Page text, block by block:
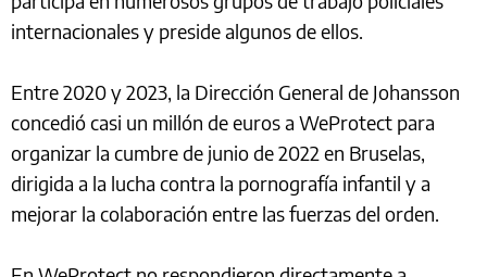
internacionales y preside algunos de ellos.
Entre 2020 y 2023, la Dirección General de Johansson
concedió casi un millón de euros a WeProtect para
organizar la cumbre de junio de 2022 en Bruselas,
dirigida a la lucha contra la pornografía infantil y a
mejorar la colaboración entre las fuerzas del orden.